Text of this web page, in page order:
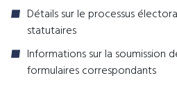
Détails sur le processus
statutaires
Informations sur la soumission
formulaires correspondants